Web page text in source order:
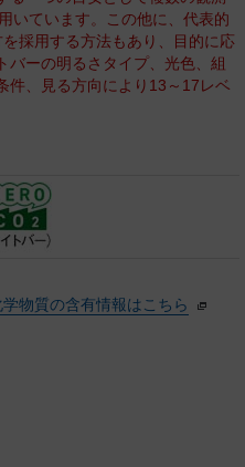
いています。この他に、代表的
採用する方法もあり、目的に応
バーの明るさタイプ、光色、組
件、見る方向により13～17レベ
物質の含有情報はこちら